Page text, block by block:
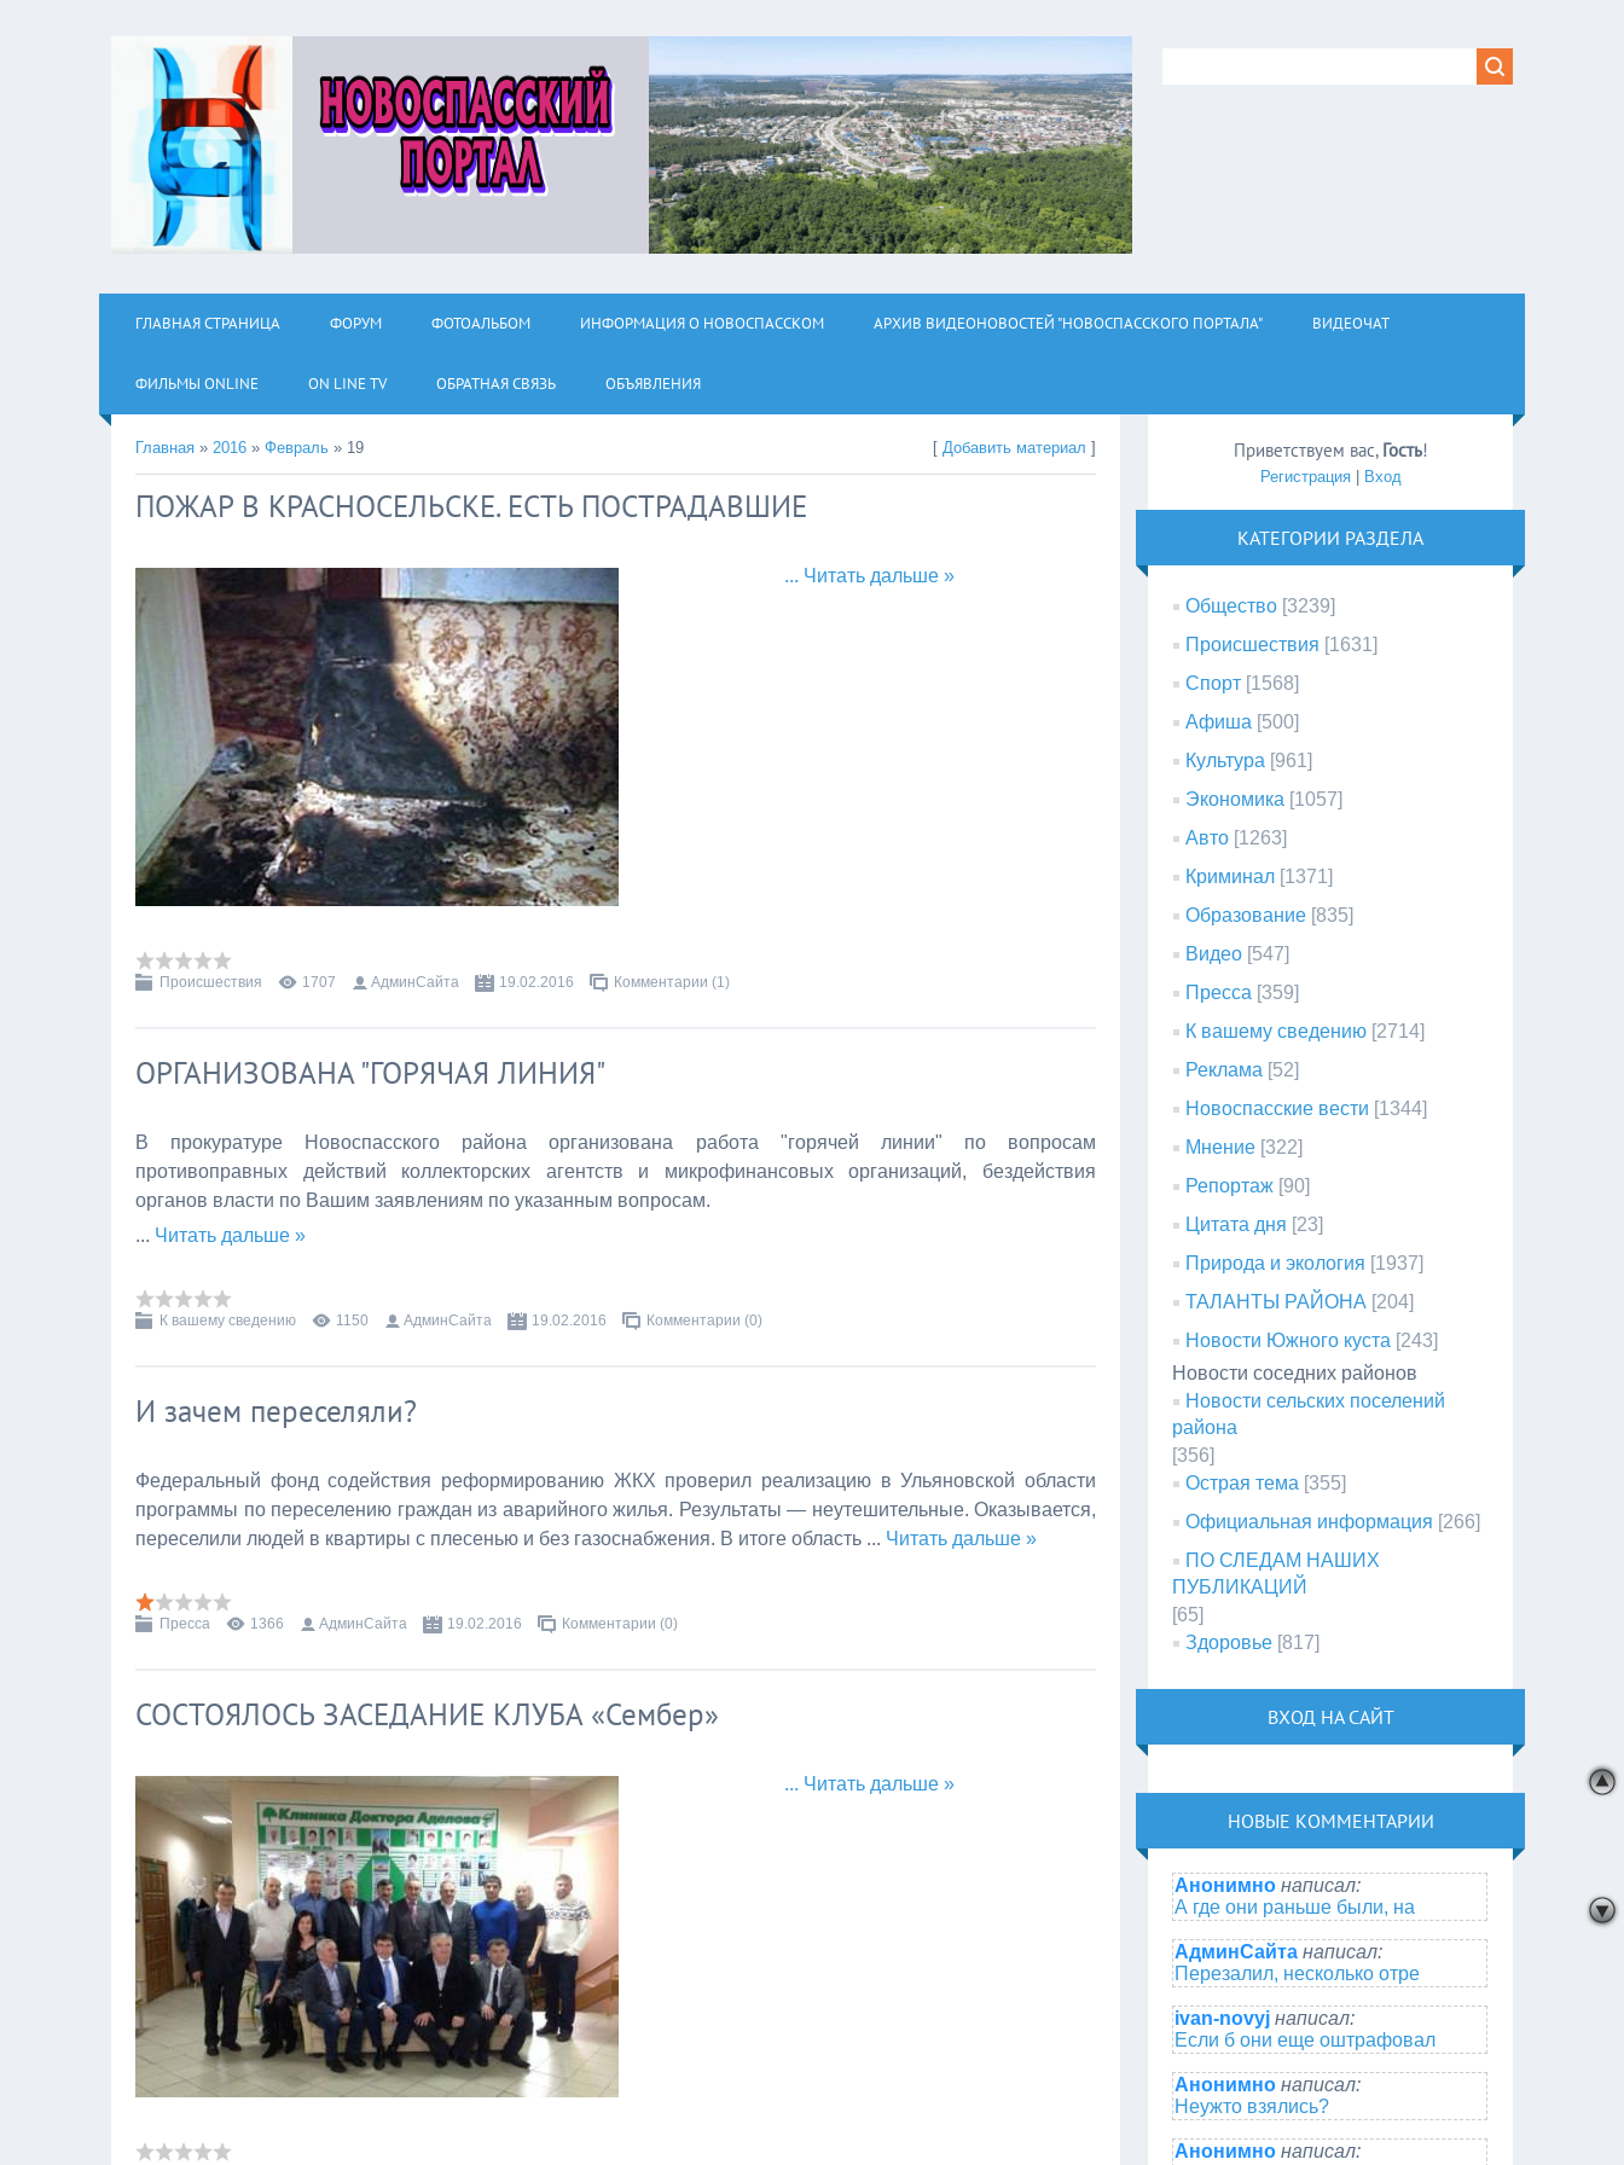
ГЛАВНАЯ СТРАНИЦА ФОРУМ ФОТОАЛЬБОМ ИНФОРМАЦИЯ О НОВОСПАССКОМ АРХИВ ВИДЕОНОВОСТЕЙ "НОВОСПАССКОГО ПОРТАЛА" ВИДЕОЧАТ
ФИЛЬМЫ ОNLINE ON LINE TV ОБРАТНАЯ СВЯЗЬ ОБЪЯВЛЕНИЯ
Главная » 2016 » Февраль » 19 [Добавить материал ]
ПОЖАР В КРАСНОСЕЛЬСКЕ. ЕСТЬ ПОСТРАДАВШИЕ
... Читать дальше »
Происшествия 1707 АдминСайта 19.02.2016 Комментарии (1)
ОРГАНИЗОВАНА "ГОРЯЧАЯ ЛИНИЯ"
В прокуратуре Новоспасского района организована работа "горячей линии" по вопросам
противоправных действий коллекторских агентств и микрофинансовых организаций, бездействия
органов власти по Вашим заявлениям по указанным вопросам.
... Читать дальше »
К вашему сведению 1150 АдминСайта 19.02.2016 Комментарии (0)
И зачем переселяли?
Федеральный фонд содействия реформированию ЖКХ проверил реализацию в Ульяновской области
программы по переселению граждан из аварийного жилья. Результаты — неутешительные. Оказывается,
переселили людей в квартиры с плесенью и без газоснабжения. В итоге область ... Читать дальше »
Пресса 1366 АдминСайта 19.02.2016 Комментарии (0)
СОСТОЯЛОСЬ ЗАСЕДАНИЕ КЛУБА «Сембер»
... Читать дальше »
Приветствуем вас, Гость!
Регистрация| Вход
КАТЕГОРИИ РАЗДЕЛА
Общество [3239]
Происшествия [1631]
Спорт [1568]
Афиша [500]
Культура [961]
Экономика [1057]
Авто [1263]
Криминал [1371]
Образование [835]
Видео [547]
Пресса [359]
К вашему сведению [2714]
Реклама [52]
Новоспасские вести [1344]
Мнение [322]
Репортаж [90]
Цитата дня [23]
Природа и экология [1937]
ТАЛАНТЫ РАЙОНА [204]
Новости Южного куста [243]
Новости соседних районов
Новости сельских поселений
района
[356]
Острая тема [355]
Официальная информация [266]
ПО СЛЕДАМ НАШИХ
ПУБЛИКАЦИЙ
[65]
Здоровье [817]
ВХОД НА САЙТ
НОВЫЕ КОММЕНТАРИИ
Анонимно написал:
А где они раньше были, на
АдминСайта написал:
Перезалил, несколько отре
ivan-novyj написал:
Если б они еще оштрафовал
Анонимно написал:
Неужто взялись?
Анонимно написал: